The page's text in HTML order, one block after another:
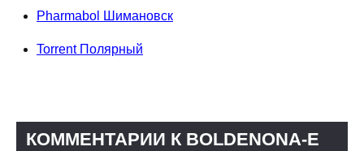
Pharmabol Шимановск
Torrent Полярный
КОММЕНТАРИИ К BOLDENONA-E